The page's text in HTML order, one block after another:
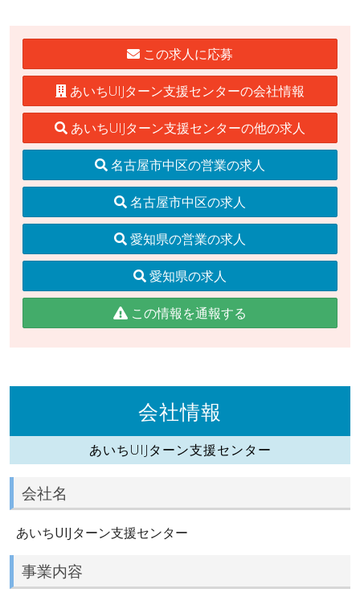
この求人に応募
あいちUIJターン支援センターの会社情報
あいちUIJターン支援センターの他の求人
名古屋市中区の営業の求人
名古屋市中区の求人
愛知県の営業の求人
愛知県の求人
この情報を通報する
会社情報
あいちUIJターン支援センター
会社名
あいちUIJターン支援センター
事業内容